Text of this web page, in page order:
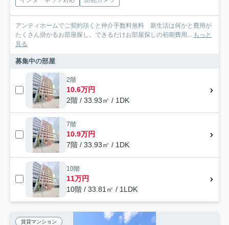
アンティホームでご契約頂くと仲介手数料無料 新生活は何かと費用が
たくさん掛かるお部屋探し。できるだけお部屋探しの初期費用... もっと
見る
募集中の部屋
2階
10.6万円
2階 / 33.93㎡ / 1DK
7階
10.9万円
7階 / 33.93㎡ / 1DK
10階
11万円
10階 / 33.81㎡ / 1LDK
賃貸マンション